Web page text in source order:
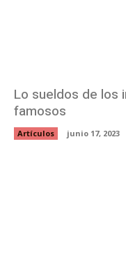
Lo sueldos de los
famosos
Artículos junio 17, 2023